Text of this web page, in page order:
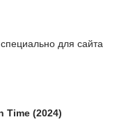
специально для сайта
Time (2024)